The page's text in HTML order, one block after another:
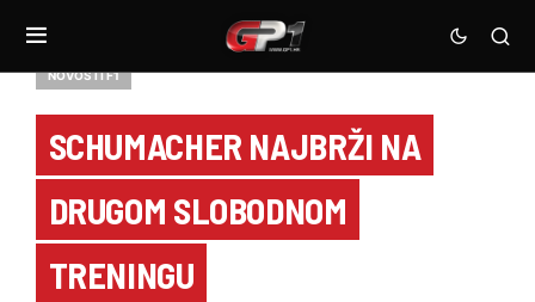
NOVOSTI F1
SCHUMACHER NAJBRŽI NA
DRUGOM SLOBODNOM
TRENINGU